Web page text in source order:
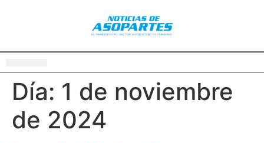
Día: 1 de noviembre
de 2024